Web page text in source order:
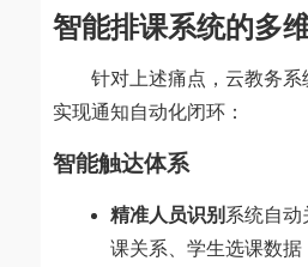
智能排课系统的多
针对上述痛点，云教务
实现通知自动化闭环：
智能触达体系
精准人员识别 系统自动
课关系、学生选课数